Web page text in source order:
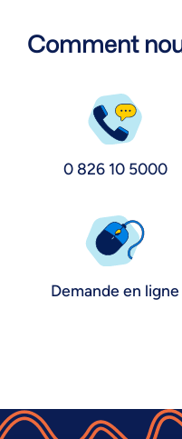
Comment
0 826 10 5000
Demande en ligne